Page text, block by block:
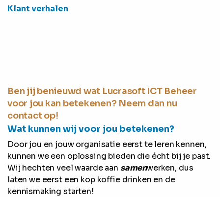
Klant verhalen
Ben jij benieuwd wat Lucrasoft ICT Beheer
voor jou kan betekenen? Neem dan nu
contact op!
Wat kunnen wij voor jou betekenen?
Door jou en jouw organisatie eerst te leren kennen,
kunnen we een oplossing bieden die écht bij je past.
Wij hechten veel waarde aan samenwerken, dus
laten we eerst een kop koffie drinken en de
kennismaking starten!